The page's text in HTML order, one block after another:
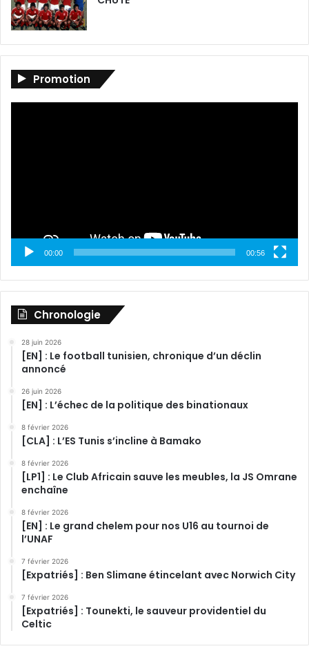
Promotion
00:00 00:56
Chronologie
28 juin 2026
[EN] : Le football tunisien, chronique d’un déclin
annoncé
26 juin 2026
[EN] : L’échec de la politique des binationaux
8 février 2026
[CLA] : L’ES Tunis s’incline à Bamako
8 février 2026
[LP1] : Le Club Africain sauve les meubles, la JS Omrane
enchaîne
8 février 2026
[EN] : Le grand chelem pour nos U16 au tournoi de
l’UNAF
7 février 2026
[Expatriés] : Ben Slimane étincelant avec Norwich City
7 février 2026
[Expatriés] : Tounekti, le sauveur providentiel du
Celtic